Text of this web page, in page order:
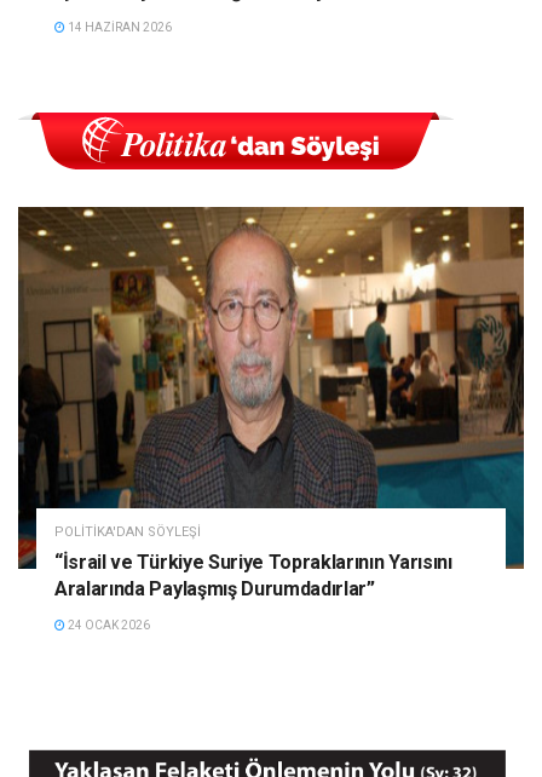
14 HAZIRAN 2026
POLITIKA'DAN SÖYLEŞI
“İsrail ve Türkiye Suriye Topraklarının Yarısını
Aralarında Paylaşmış Durumdadırlar”
24 OCAK 2026